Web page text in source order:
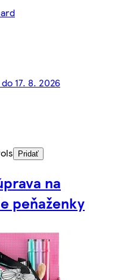
17. 8. 2026
Pridať
na
peňaženky